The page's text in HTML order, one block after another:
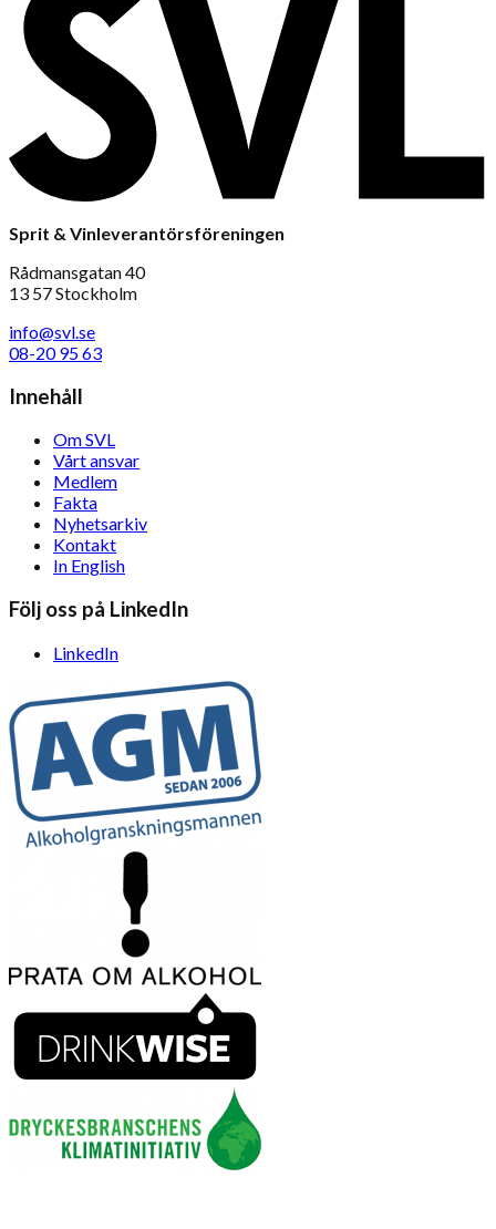
Sprit & Vinleverantörsföreningen
Rådmansgatan 40
13 57 Stockholm
info@svl.se
08-20 95 63
Innehåll
Om SVL
Vårt ansvar
Medlem
Fakta
Nyhetsarkiv
Kontakt
In English
Följ oss på LinkedIn
LinkedIn